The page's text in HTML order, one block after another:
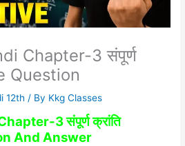
Chapter-3 संपूर्ण
Question
12th / By Kkg Classes
3 संपूर्ण क्रांति
And Answer